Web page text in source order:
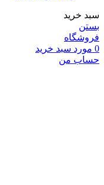
سبد خرید
بستن
فروشگاه
0 مورد سبد خرید
حساب من